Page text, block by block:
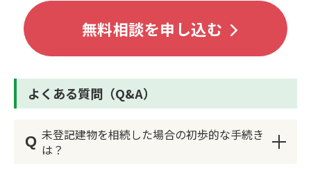
無料相談を申し込む
よくある質問（Q&A）
Q 未登記建物を相続した場合の初歩的な手続き
は？